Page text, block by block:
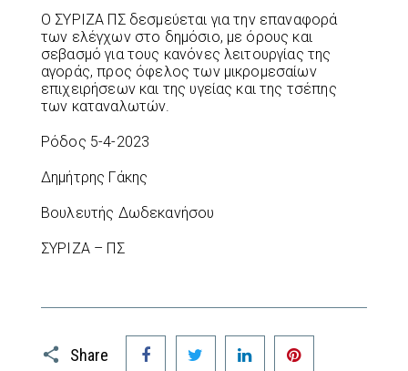
Ο ΣΥΡΙΖΑ ΠΣ δεσμεύεται για την επαναφορά
των ελέγχων στο δημόσιο, με όρους και
σεβασμό για τους κανόνες λειτουργίας της
αγοράς, προς όφελος των μικρομεσαίων
επιχειρήσεων και της υγείας και της τσέπης
των καταναλωτών.
Ρόδος 5-4-2023
Δημήτρης Γάκης
Βουλευτής Δωδεκανήσου
ΣΥΡΙΖΑ – ΠΣ
Share
Facebook Twitter LinkedIn